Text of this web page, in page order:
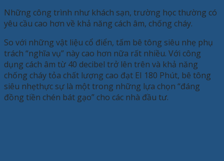
Những công trình như khách sạn, trường học thường có
yêu cầu cao hơn về khả năng cách âm, chống cháy.
So với những vật liệu cổ điển, tấm bê tông siêu nhẹ phụ
trách “nghĩa vụ” này cao hơn nữa rất nhiều. Với công
dụng cách âm từ 40 decibel trở lên trên và khả năng
chống cháy tỏa chất lượng cao đạt EI 180 Phút, bê tông
siêu nhẹthực sự là một trong những lựa chọn “đáng
đồng tiền chén bát gạo” cho các nhà đầu tư.